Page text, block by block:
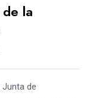
la
de